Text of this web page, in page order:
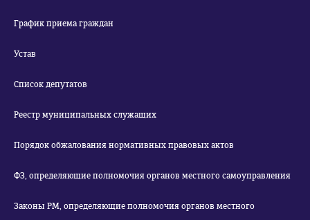
График приема граждан
Устав
Список депутатов
Реестр муниципальных служащих
Порядок обжалования нормативных правовых актов
ФЗ, определяющие полномочия органов местного самоуправления
Законы РМ, определяющие полномочия органов местного